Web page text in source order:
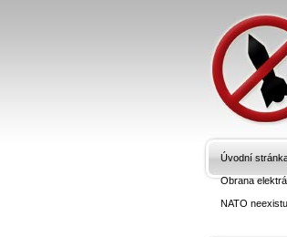
Úvodní
Obrana
NATO